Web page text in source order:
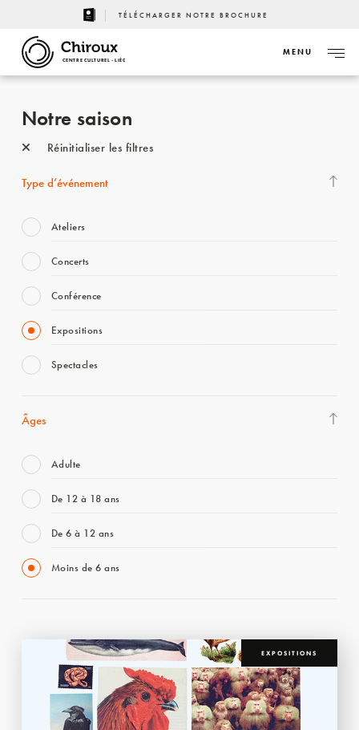
TÉLÉCHARGER NOTRE BROCHURE
CENTRE CULTUREL - LIÈGE
MENU
Notre saison
Réinitialiser les filtres
Type d’événement
Ateliers
Concerts
Conférence
Expositions
Spectacles
Âges
Adulte
De 12 à 18 ans
De 6 à 12 ans
Moins de 6 ans
EXPOSITIONS